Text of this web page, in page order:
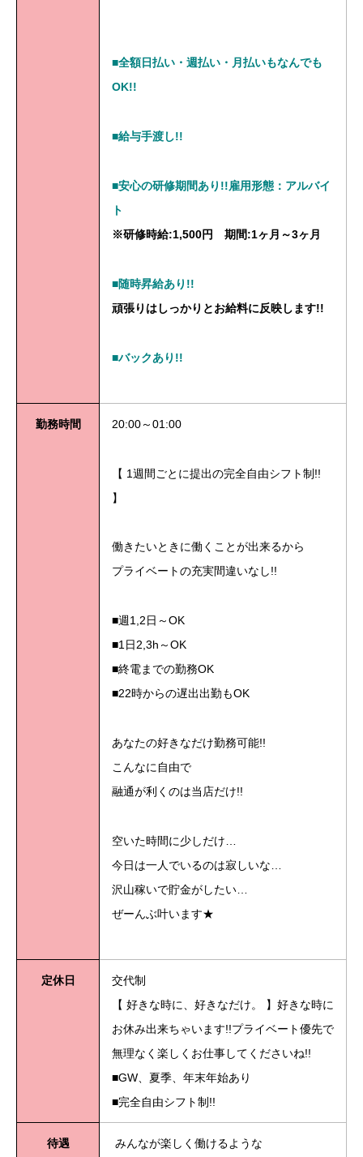
■全額日払い・週払い・月払いもなんでも
OK!!
■給与手渡し!!
■安心の研修期間あり!!雇用形態：アルバイ
ト
※研修時給:1,500円 期間:1ヶ月～3ヶ月
■随時昇給あり!!
頑張りはしっかりとお給料に反映します!!
■バックあり!!
勤務時間 20:00～01:00
【 1週間ごとに提出の完全自由シフト制!!
】
働きたいときに働くことが出来るから
プライベートの充実間違いなし!!
■週1,2日～OK
■1日2,3h～OK
■終電までの勤務OK
■22時からの遅出出勤もOK
あなたの好きなだけ勤務可能!!
こんなに自由で
融通が利くのは当店だけ!!
空いた時間に少しだけ…
今日は一人でいるのは寂しいな…
沢山稼いで貯金がしたい…
ぜーんぶ叶います★
定休日
交代制
【 好きな時に、好きなだけ。 】好きな時に
お休み出来ちゃいます!!プライベート優先で
無理なく楽しくお仕事してくださいね!!
■GW、夏季、年末年始あり
■完全自由シフト制!!
待遇
みんなが楽しく働けるような